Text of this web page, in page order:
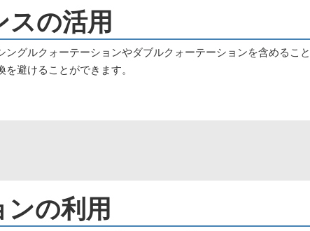
スの活用
グルクォーテーションやダブルクォーテーションを含めること
避けることができます。
の利用